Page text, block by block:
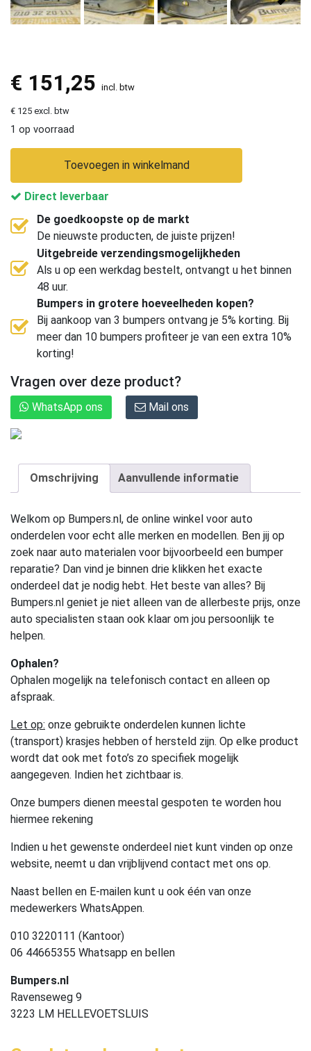
€ 151,25 incl. btw
€ 125 excl. btw
1 op voorraad
Toevoegen in winkelmand
Direct leverbaar
De goedkoopste op de markt
De nieuwste producten, de juiste prijzen!
Uitgebreide verzendingsmogelijkheden
Als u op een werkdag bestelt, ontvangt u het binnen
48 uur.
Bumpers in grotere hoeveelheden kopen?
Bij aankoop van 3 bumpers ontvang je 5% korting. Bij
meer dan 10 bumpers profiteer je van een extra 10%
korting!
Vragen over deze product?
WhatsApp ons Mail ons
Omschrijving Aanvullende informatie
Welkom op Bumpers.nl, de online winkel voor auto
onderdelen voor echt alle merken en modellen. Ben jij op
zoek naar auto materialen voor bijvoorbeeld een bumper
reparatie? Dan vind je binnen drie klikken het exacte
onderdeel dat je nodig hebt. Het beste van alles? Bij
Bumpers.nl geniet je niet alleen van de allerbeste prijs, onze
auto specialisten staan ook klaar om jou persoonlijk te
helpen.
Ophalen?
Ophalen mogelijk na telefonisch contact en alleen op
afspraak.
Let op: onze gebruikte onderdelen kunnen lichte
(transport) krasjes hebben of hersteld zijn. Op elke product
wordt dat ook met foto’s zo specifiek mogelijk
aangegeven. Indien het zichtbaar is.
Onze bumpers dienen meestal gespoten te worden hou
hiermee rekening
Indien u het gewenste onderdeel niet kunt vinden op onze
website, neemt u dan vrijblijvend contact met ons op.
Naast bellen en E-mailen kunt u ook één van onze
medewerkers WhatsAppen.
010 3220111 (Kantoor)
06 44665355 Whatsapp en bellen
Bumpers.nl
Ravenseweg 9
3223 LM HELLEVOETSLUIS